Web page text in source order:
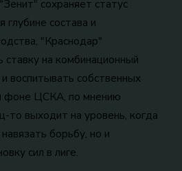
сохраняет статус
глубине состава и
"Краснодар"
на комбинационный
воспитывать собственных
фоне ЦСКА, по мнению
то выходит на уровень, когда
борьбу, но и
сил в лиге.